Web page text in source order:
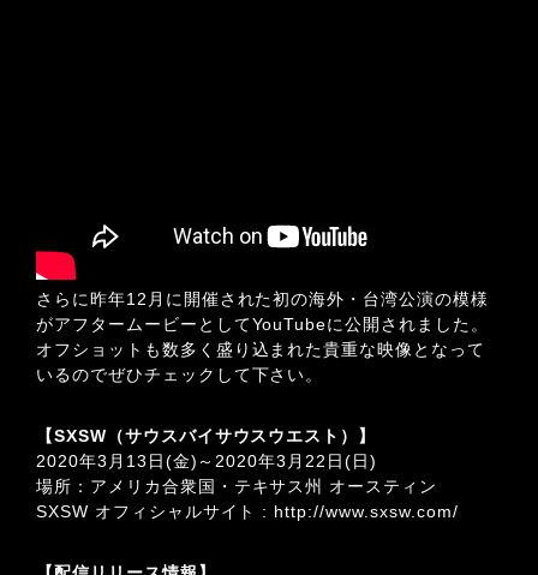
さらに昨年12月に開催された初の海外・台湾公演の模様
がアフタームービーとしてYouTubeに公開されました。
オフショットも数多く盛り込まれた貴重な映像となって
いるのでぜひチェックして下さい。
【SXSW（サウスバイサウスウエスト）】
2020年3月13日(金)～2020年3月22日(日)
場所：アメリカ合衆国・テキサス州 オースティン
SXSW オフィシャルサイト : http://www.sxsw.com/